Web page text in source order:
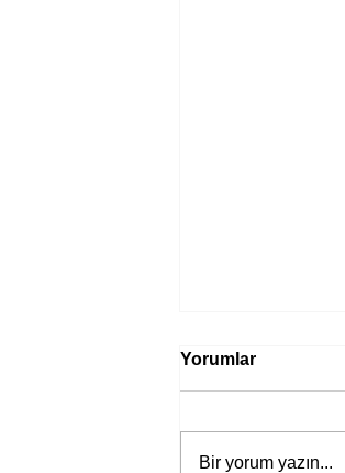
Yorumlar
Bir yorum yazın...